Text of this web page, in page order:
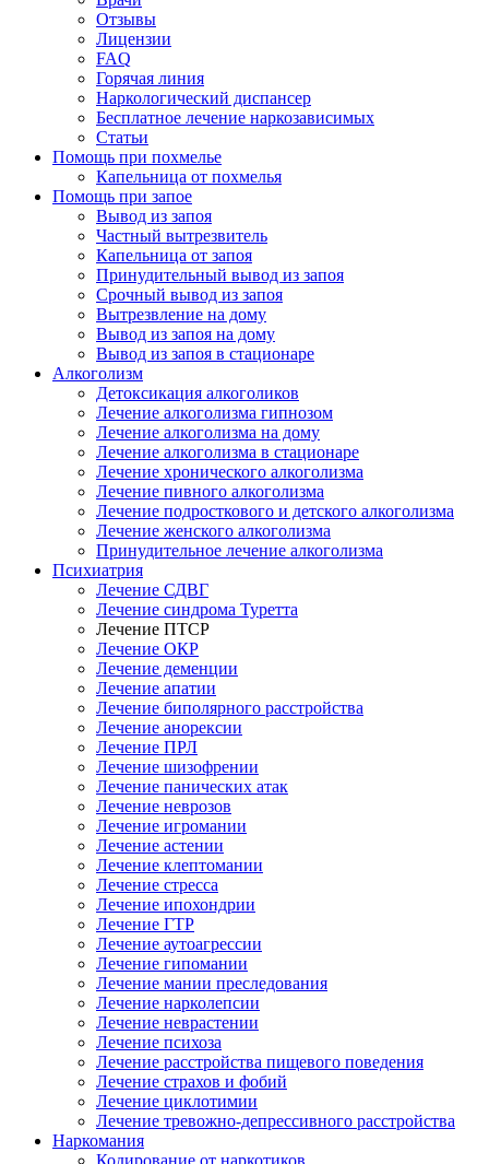
Отзывы
Лицензии
FAQ
Горячая линия
Наркологический диспансер
Бесплатное лечение наркозависимых
Статьи
Помощь при похмелье
Капельница от похмелья
Помощь при запое
Вывод из запоя
Частный вытрезвитель
Капельница от запоя
Принудительный вывод из запоя
Срочный вывод из запоя
Вытрезвление на дому
Вывод из запоя на дому
Вывод из запоя в стационаре
Алкоголизм
Детоксикация алкоголиков
Лечение алкоголизма гипнозом
Лечение алкоголизма на дому
Лечение алкоголизма в стационаре
Лечение хронического алкоголизма
Лечение пивного алкоголизма
Лечение подросткового и детского алкоголизма
Лечение женского алкоголизма
Принудительное лечение алкоголизма
Психиатрия
Лечение СДВГ
Лечение синдрома Туретта
Лечение ПТСР
Лечение ОКР
Лечение деменции
Лечение апатии
Лечение биполярного расстройства
Лечение анорексии
Лечение ПРЛ
Лечение шизофрении
Лечение панических атак
Лечение неврозов
Лечение игромании
Лечение астении
Лечение клептомании
Лечение стресса
Лечение ипохондрии
Лечение ГТР
Лечение аутоагрессии
Лечение гипомании
Лечение мании преследования
Лечение нарколепсии
Лечение неврастении
Лечение психоза
Лечение расстройства пищевого поведения
Лечение страхов и фобий
Лечение циклотимии
Лечение тревожно-депрессивного расстройства
Наркомания
Кодирование от наркотиков